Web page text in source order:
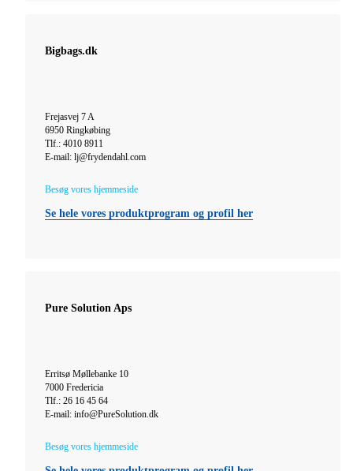
Bigbags.dk
Frejasvej 7 A
6950 Ringkøbing
Tlf.: 4010 8911
E-mail: lj@frydendahl.com
Besøg vores hjemmeside
Se hele vores produktprogram og profil her
Pure Solution Aps
Erritsø Møllebanke 10
7000 Fredericia
Tlf.: 26 16 45 64
E-mail: info@PureSolution.dk
Besøg vores hjemmeside